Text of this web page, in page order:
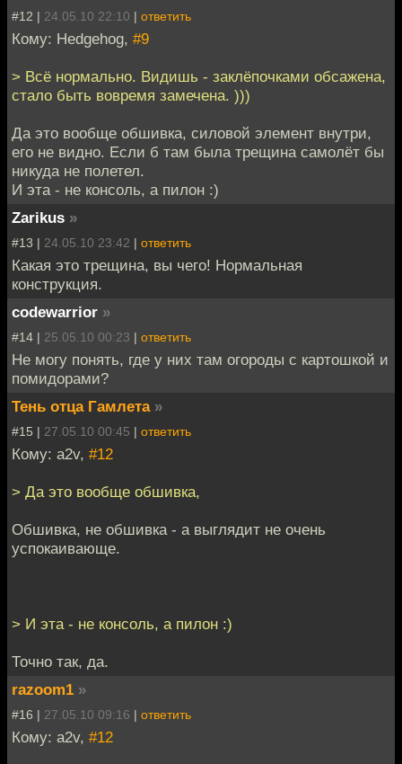
#12 | 24.05.10 22:10 | ответить
Кому: Hedgehog, #9
> Всё нормально. Видишь - заклёпочками обсажена,
стало быть вовремя замечена. )))
Да это вообще обшивка, силовой элемент внутри,
его не видно. Если б там была трещина самолёт бы
никуда не полетел.
И эта - не консоль, а пилон :)
Zarikus »
#13 | 24.05.10 23:42 | ответить
Какая это трещина, вы чего! Нормальная
конструкция.
codewarrior »
#14 | 25.05.10 00:23 | ответить
Не могу понять, где у них там огороды с картошкой и
помидорами?
Тень отца Гамлета »
#15 | 27.05.10 00:45 | ответить
Кому: a2v, #12
> Да это вообще обшивка,
Обшивка, не обшивка - а выглядит не очень
успокаивающе.
> И эта - не консоль, а пилон :)
Точно так, да.
razoom1 »
#16 | 27.05.10 09:16 | ответить
Кому: a2v, #12